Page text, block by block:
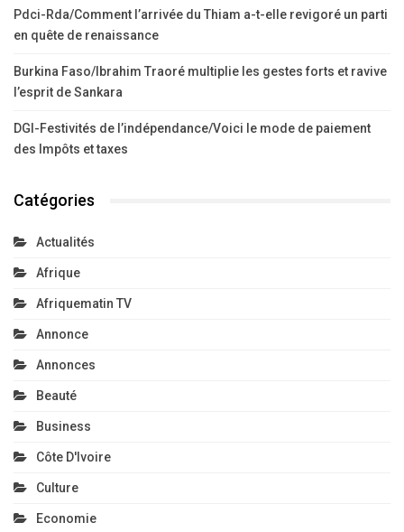
Pdci-Rda/Comment l’arrivée du Thiam a-t-elle revigoré un parti
en quête de renaissance
Burkina Faso/Ibrahim Traoré multiplie les gestes forts et ravive
l’esprit de Sankara
DGI-Festivités de l’indépendance/Voici le mode de paiement
des Impôts et taxes
Catégories
Actualités
Afrique
Afriquematin TV
Annonce
Annonces
Beauté
Business
Côte D'Ivoire
Culture
Economie